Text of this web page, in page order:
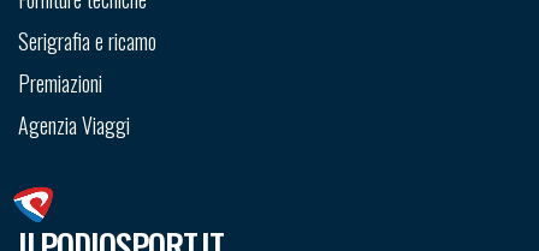
Serigrafia e ricamo
Premiazioni
Agenzia Viaggi